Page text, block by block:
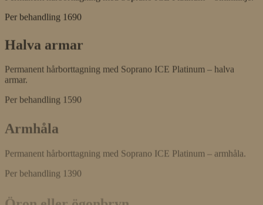
Per behandling
1690
Halva armar
armar.
1390